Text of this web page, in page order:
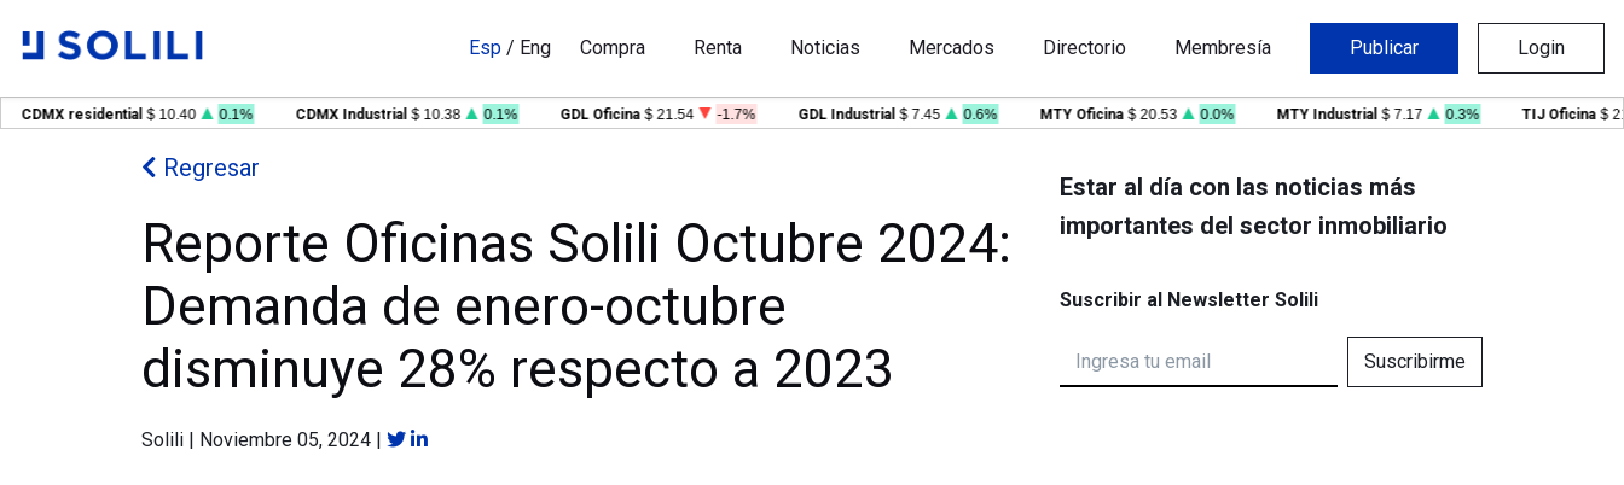
Esp / Eng Compra Renta Noticias Mercados Directorio Membresía Publicar Login
residential $ 10.40 0.1% CDMX Industrial $ 10.38 0.1% GDL Oficina $ 21.54 -1.7% GDL Industrial $ 7.45 0.6% MTY Oficina $ 20.53 0.0% MTY Industrial $ 7.17 0.3% TIJ Oficina $ 21.09
Regresar
Reporte Oficinas Solili Octubre 2024:
Demanda de enero-octubre
disminuye 28% respecto a 2023
Solili | Noviembre 05, 2024 |
Estar al día con las noticias más
importantes del sector inmobiliario
Suscribir al Newsletter Solili
Suscribirme